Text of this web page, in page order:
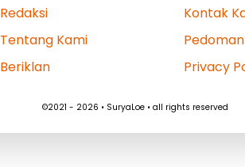
Redaksi
Tentang Kami
Beriklan
Kontak
Privacy
©2021 - 2026 • SuryaLoe • all rights reserved